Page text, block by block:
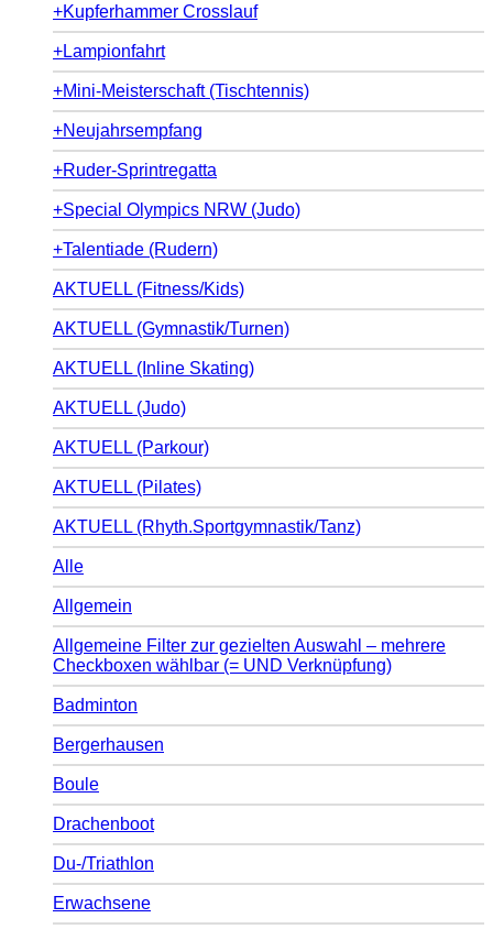
+Kupferhammer Crosslauf
+Lampionfahrt
+Mini-Meisterschaft (Tischtennis)
+Neujahrsempfang
+Ruder-Sprintregatta
+Special Olympics NRW (Judo)
+Talentiade (Rudern)
AKTUELL (Fitness/Kids)
AKTUELL (Gymnastik/Turnen)
AKTUELL (Inline Skating)
AKTUELL (Judo)
AKTUELL (Parkour)
AKTUELL (Pilates)
AKTUELL (Rhyth.Sportgymnastik/Tanz)
Alle
Allgemein
Allgemeine Filter zur gezielten Auswahl – mehrere
Checkboxen wählbar (= UND Verknüpfung)
Badminton
Bergerhausen
Boule
Drachenboot
Du-/Triathlon
Erwachsene